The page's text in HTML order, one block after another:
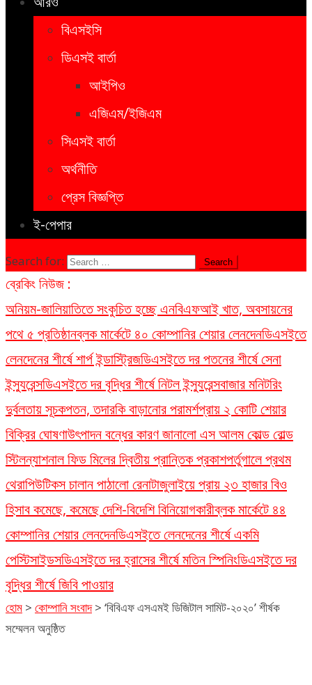
বিএসইসি
ডিএসই বার্তা
আইপিও
এজিএম/ইজিএম
সিএসই বার্তা
অর্থনীতি
প্রেস বিজ্ঞপ্তি
ই-পেপার
Search for:
ব্রেকিং নিউজ :
অনিয়ম-জালিয়াতিতে সংকুচিত হচ্ছে এনবিএফআই খাত, অবসায়নের
পথে ৫ প্রতিষ্ঠানব্লক মার্কেটে ৪০ কোম্পানির শেয়ার লেনদেনডিএসইতে
লেনদেনের শীর্ষে শার্প ইন্ডাস্ট্রিজডিএসইতে দর পতনের শীর্ষে সেনা
ইন্স্যুরেন্সডিএসইতে দর বৃদ্ধির শীর্ষে নিটল ইন্স্যুরেন্সবাজার মনিটরিং
দুর্বলতায় সূচকপতন, তদারকি বাড়ানোর পরামর্শপ্রায় ২ কোটি শেয়ার
বিক্রির ঘোষণাউৎপাদন বন্ধের কারণ জানালো এস আলম কোল্ড রোল্ড
স্টিলন্যাশনাল ফিড মিলের দ্বিতীয় প্রান্তিক প্রকাশপর্তুগালে প্রথম
থেরাপিউটিকস চালান পাঠালো রেনাটাজুলাইয়ে প্রায় ২৩ হাজার বিও
হিসাব কমেছে, কমেছে দেশি-বিদেশি বিনিয়োগকারীব্লক মার্কেটে ৪৪
কোম্পানির শেয়ার লেনদেনডিএসইতে লেনদেনের শীর্ষে একমি
পেস্টিসাইডসডিএসইতে দর হ্রাসের শীর্ষে মতিন স্পিনিংডিএসইতে দর
বৃদ্ধির শীর্ষে জিবি পাওয়ার
হোম > কোম্পানি সংবাদ > ‘বিবিএফ এসএমই ডিজিটাল সামিট-২০২০’ শীর্ষক
সম্মেলন অনুষ্ঠিত